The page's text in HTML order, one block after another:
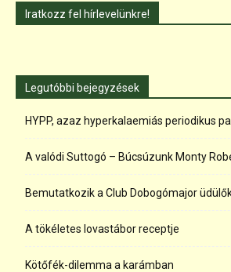
Iratkozz fel hírlevelünkre!
Legutóbbi bejegyzések
HYPP, azaz hyperkalaemiás periodikus
A valódi Suttogó – Búcsúzunk Monty
Bemutatkozik a Club Dobogómajor
A tökéletes lovastábor receptje
Kötőfék-dilemma a karámban